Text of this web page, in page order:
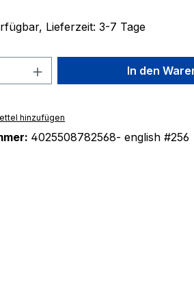
Lieferzeit: 3-7 Tage
Anzahl: Gib denIn den
hinzufügen
4025508782568- english #256